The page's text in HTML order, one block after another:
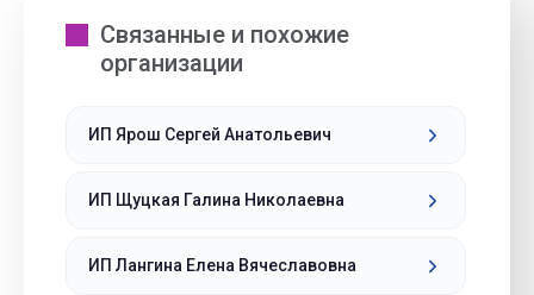
Связанные и похожие
организации
ИП Ярош Сергей Анатольевич
ИП Щуцкая Галина Николаевна
ИП Лангина Елена Вячеславовна